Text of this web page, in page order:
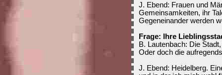
J. Ebend: Frauen und
Gemeinsamkeiten, ihr
Gegeneinander werden
Frage: Ihre
B. Lautenbach: Die
Oder doch die
J. Ebend: Heidelberg.